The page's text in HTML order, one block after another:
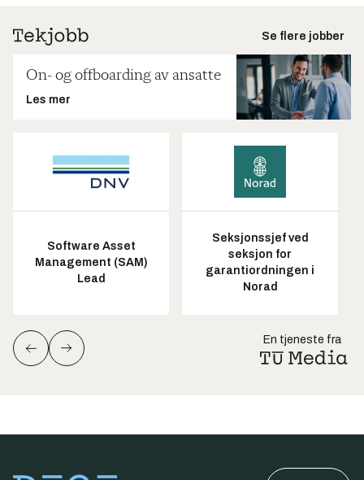
Se flere jobber
On- og offboarding av ansatte
Les mer
Software Asset
Management (SAM)
Lead
Seksjonssjef ved
seksjon for
garantiordningen i
Norad
En tjeneste fra